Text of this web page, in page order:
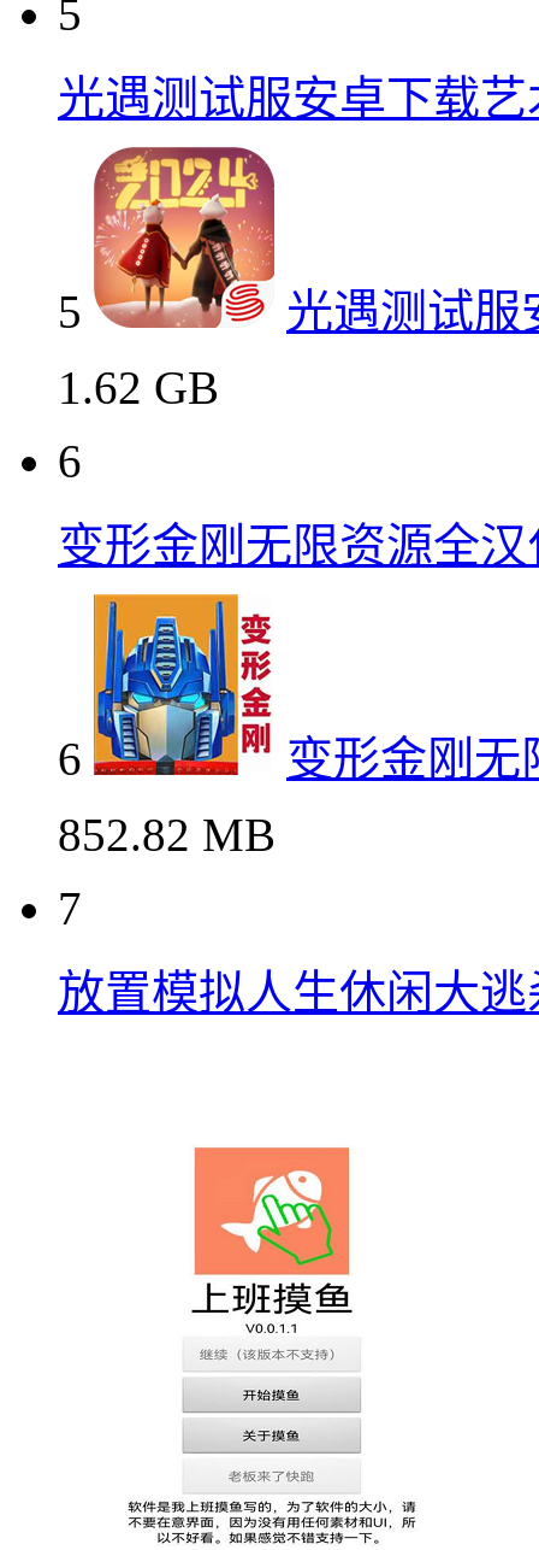
5
光遇测试服安卓下载
5
光遇测试服
1.62 GB
6
变形金刚无限资源全汉
6
变形金刚无
852.82 MB
7
放置模拟人生休闲大